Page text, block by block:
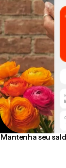
Mantenha seu